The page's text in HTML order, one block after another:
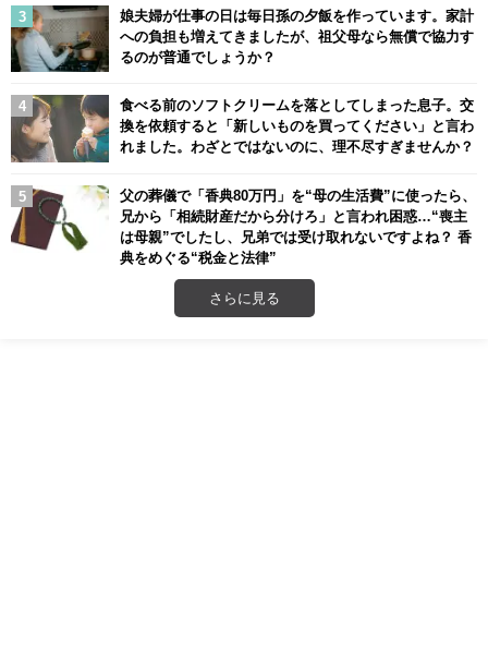
娘夫婦が仕事の日は毎日孫の夕飯を作っています。家計
への負担も増えてきましたが、祖父母なら無償で協力す
るのが普通でしょうか？
食べる前のソフトクリームを落としてしまった息子。交
換を依頼すると「新しいものを買ってください」と言わ
れました。わざとではないのに、理不尽すぎませんか？
父の葬儀で「香典80万円」を“母の生活費”に使ったら、
兄から「相続財産だから分けろ」と言われ困惑…“喪主
は母親”でしたし、兄弟では受け取れないですよね？ 香
典をめぐる“税金と法律”
さらに見る